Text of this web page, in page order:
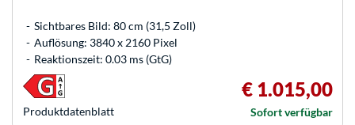
Sichtbares Bild: 80 cm (31,5 Zoll)
Auflösung: 3840 x 2160 Pixel
Reaktionszeit: 0.03 ms (GtG)
Produkt­datenblatt
€ 1.015,00
Sofort verfügbar